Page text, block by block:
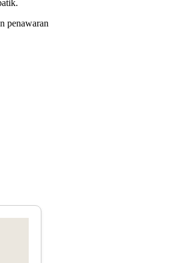
penawaran